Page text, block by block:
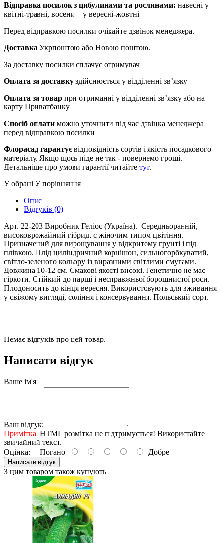
Відправка посилок з цибулинами та рослинами: навесні у
квітні-травні, восени – у вересні-жовтні
Перед відправкою посилки очікайте дзвінок менеджера.
Доставка Укрпоштою або Новою поштою.
За доставку посилки сплачує отримувач
Оплата за доставку здійснюється у відділенні зв’язку
Оплата за товар при отриманні у відділенні зв’язку або на
карту Приватбанку
Спосіб оплати можно уточнити під час дзвінка менеджера
перед відправкою посилки
Флорасад гарантує відповідність сортів і якість посадкового
матеріалу. Якщо щось піде не так - повернемо гроші.
Детальніше про умови гарантії читайте тут.
У обрані У порівняння
Опис
Відгуків (0)
Арт. 22-203 Виробник Геліос (Україна). Середньоранній,
високоврожайний гібрид, с жіночим типом цвітіння.
Призначений для вирощування у відкритому грунті і під
плівкою. Плід циліндричний корнішон, сильногорбкуватий,
світло-зеленого кольору із виразними світлими смугами.
Довжина 10-12 см. Смакові якості високі. Генетично не має
гіркоти. Стійкий до парші і несправжньої борошнистої роси.
Плодоносить до кінця вересня. Використовують для вживання
у свіжому вигляді, соління і консервування. Польський сорт.
Немає відгуків про цей товар.
Написати відгук
Ваше ім'я:
Ваш відгук:
Примітка: HTML розмітка не підтримується! Використайте
звичайний текст.
Оцінка: Погано Добре
Написати відгук
З цим товаром також купують